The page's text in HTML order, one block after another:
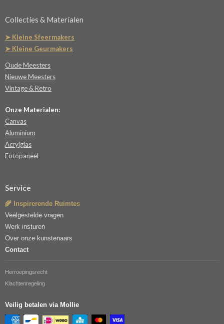
Collecties & Materialen
➤ Kleine Sfeermakers
➤ Kleine Geurmakers
Oude Meesters
Nieuwe Meesters
Vintage & Retro
Onze Materialen:
Canvas
Aluminium
Acrylglas
Fotopaneel
Service
🌾 Inspirerende Ruimtes
Veelgestelde vragen
Werk insturen
Over onze kunstenaars
Contact
Herroepingsrecht
Klachtenregeling
Veilig betalen via Mollie